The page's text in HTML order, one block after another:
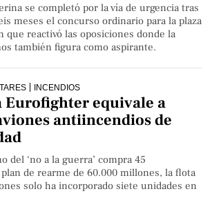
se completó por la vía de urgencia tras
meses el concurso ordinario para la plaza
que reactivó las oposiciones donde la
también figura como aspirante.
INCENDIOS
Eurofighter equivale a
antiincendios de
del ‘no a la guerra’ compra 45
de rearme de 60.000 millones, la flota
solo ha incorporado siete unidades en